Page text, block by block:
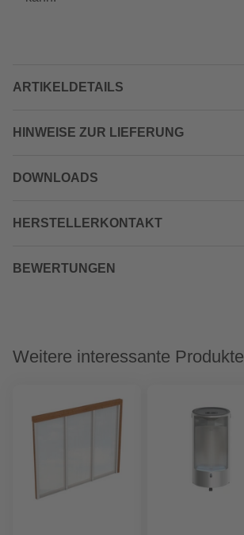
ARTIKELDETAILS
HINWEISE ZUR LIEFERUNG
DOWNLOADS
HERSTELLERKONTAKT
BEWERTUNGEN
Weitere interessante Produkte